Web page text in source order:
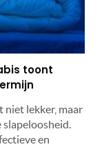
toont
niet lekker, maar
slapeloosheid.
en